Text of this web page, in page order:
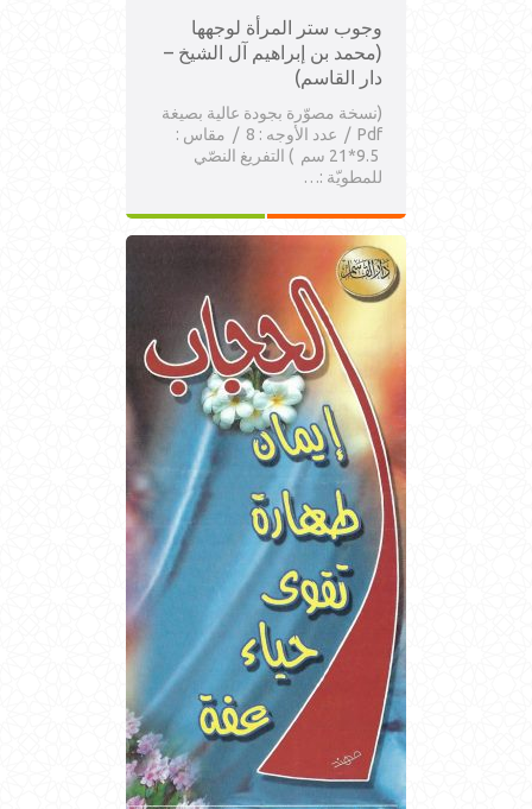
وجوب ستر المرأة لوجهها
(محمد بن إبراهيم آل الشيخ –
دار القاسم)
(نسخة مصوّرة بجودة عالية بصيغة
Pdf / عدد الأوجه : 8 / مقاس :
9.5*21 سم ) التفريغ النصّي
للمطويّة :…